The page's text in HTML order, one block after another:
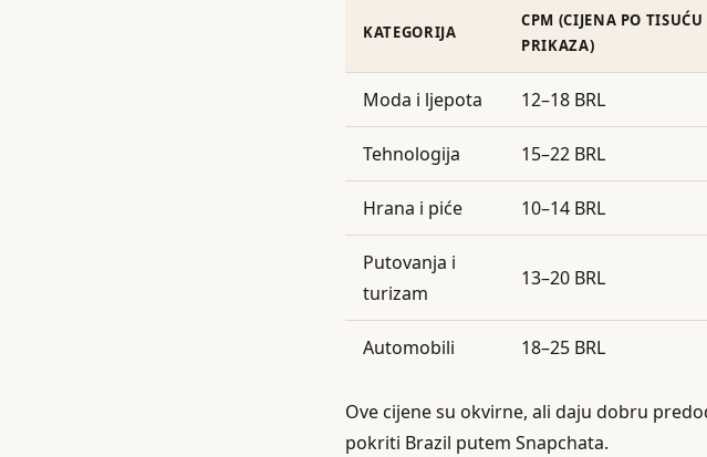
KATEGORIJA
CPM (CIJENA PO TISUĆU
PRIKAZA)
Moda i ljepota 12–18 BRL
Tehnologija 15–22 BRL
Hrana i piće 10–14 BRL
Putovanja i
turizam
13–20 BRL
Automobili 18–25 BRL
Ove cijene su okvirne, ali daju dobru
pokriti Brazil putem Snapchata.